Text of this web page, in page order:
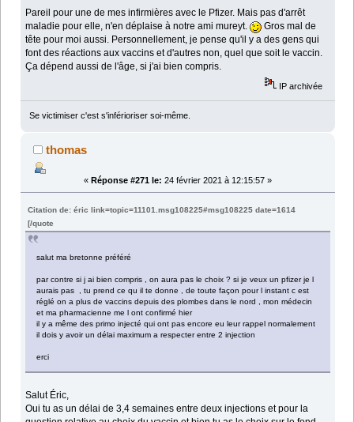
Pareil pour une de mes infirmières avec le Pfizer. Mais pas d'arrêt
maladie pour elle, n'en déplaise à notre ami mureyt.
Gros mal de
tête pour moi aussi. Personnellement, je pense qu'il y a des gens qui
font des réactions aux vaccins et d'autres non, quel que soit le vaccin.
Ça dépend aussi de l'âge, si j'ai bien compris.
IP archivée
Se victimiser c'est s'inférioriser soi-même.
thomas
« Réponse #271 le: 24 février 2021 à 12:15:57 »
Citation de: éric link=topic=11101.msg108225#msg108225 date=1614
[/quote
salut ma bretonne préféré
par contre si j ai bien compris , on aura pas le choix ? si je veux un pfizer je l
aurais pas , tu prend ce qu il te donne , de toute façon pour l instant c est
réglé on a plus de vaccins depuis des plombes dans le nord , mon médecin
et ma pharmacienne me l ont confirmé hier
il y a même des primo injecté qui ont pas encore eu leur rappel normalement
il dois y avoir un délai maximum a respecter entre 2 injection
erci
Salut Éric,
Oui tu as un délai de 3,4 semaines entre deux injections et pour la